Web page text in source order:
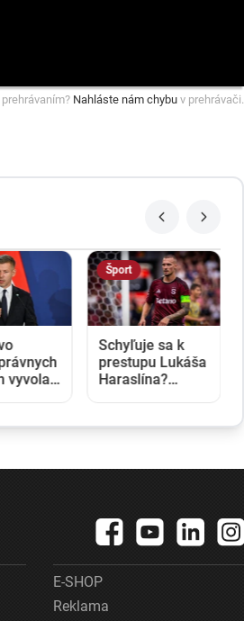
Nahláste nám chybu v prehrávači.
vyvolali
po
Šport
Schyľuje sa k
prestupu Lukáša
Haraslína?
zo Saudskej
E-SHOP
Reklama